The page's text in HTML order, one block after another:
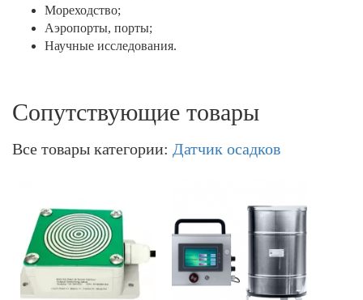
Мореходство;
Аэропорты, порты;
Научные исследования.
Сопутствующие товары
Все товары категории: Датчик осадков